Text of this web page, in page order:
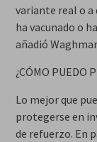
variante real o a
ha vacunado o
añadió
¿CÓMO PUEDO
Lo mejor que
protegerse en
de refuerzo. En